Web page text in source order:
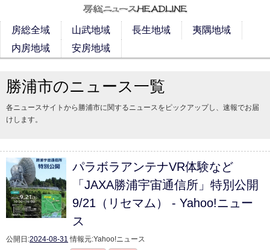
房総全域 山武地域 長生地域
夷隅地域
内房地域
安房地域
勝浦市のニュース一覧
各ニュースサイトから勝浦市に関するニュースをピックアップし、速報でお届
けします。
パラボラアンテナVR体験など
「JAXA勝浦宇宙通信所」特別公開
9/21（リセマム） - Yahoo!ニュー
ス
公開日:2024-08-31 情報元:Yahoo!ニュース